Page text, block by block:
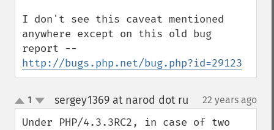
I don't see this caveat mentioned
anywhere except on this old bug
http://bugs.php.net/bug.php?id=29123
up
down
1 sergey1369 at narod dot ru 22 years ago
Under PHP/4.3.3RC2, in case of two